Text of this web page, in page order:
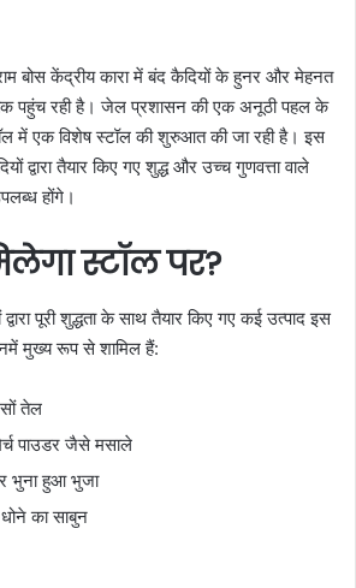
बोस केंद्रीय कारा में बंद कैदियों के हुनर और मेहनत
पहुंच रही है। जेल प्रशासन की एक अनूठी पहल के
में एक विशेष स्टॉल की शुरुआत की जा रही है। इस
द्वारा तैयार किए गए शुद्ध और उच्च गुणवत्ता वाले
होंगे।
स्टॉल पर?
पूरी शुद्धता के साथ तैयार किए गए कई उत्पाद इस
मुख्य रूप से शामिल हैं:
तेल
पाउडर जैसे मसाले
भुना हुआ भुजा
का साबुन